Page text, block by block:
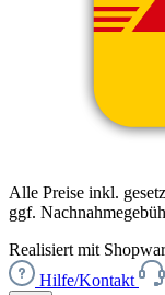
Alle Preise inkl.
ggf.
Realisiert mit
Hilfe/Kontakt